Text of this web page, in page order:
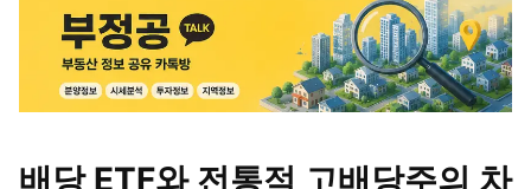
배당 ETF와 전통적 고배당주의 차